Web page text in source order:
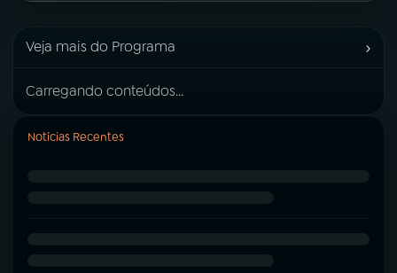
Veja mais do Programa ›
Carregando conteúdos...
Notícias Recentes